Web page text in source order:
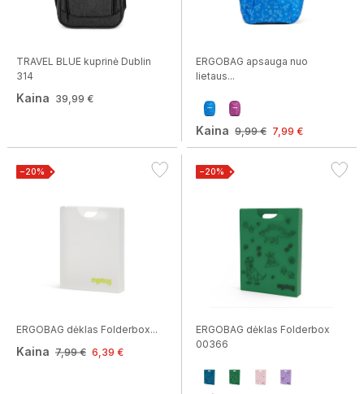
TRAVEL BLUE kuprinė Dublin
314
Kaina 39,99 €
ERGOBAG apsauga nuo
lietaus...
Kaina 9,99 € 7,99 €
−20%
ERGOBAG dėklas Folderbox...
Kaina 7,99 € 6,39 €
−20%
ERGOBAG dėklas Folderbox
00366